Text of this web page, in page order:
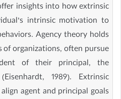
insights into how extrinsic
intrinsic motivation to
Agency theory holds
of organizations, often pursue
of their principal, the
1989). Extrinsic
agent and principal goals